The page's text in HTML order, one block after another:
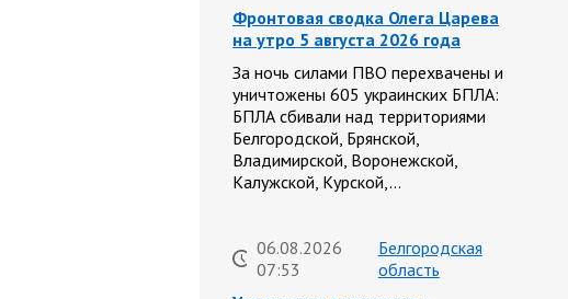
Фронтовая сводка Олега Царева
на утро 5 августа 2026 года
За ночь силами ПВО перехвачены и
уничтожены 605 украинских БПЛА:
БПЛА сбивали над территориями
Белгородской, Брянской,
Владимирской, Воронежской,
Калужской, Курской,…
06.08.2026
07:53
Белгородская
область